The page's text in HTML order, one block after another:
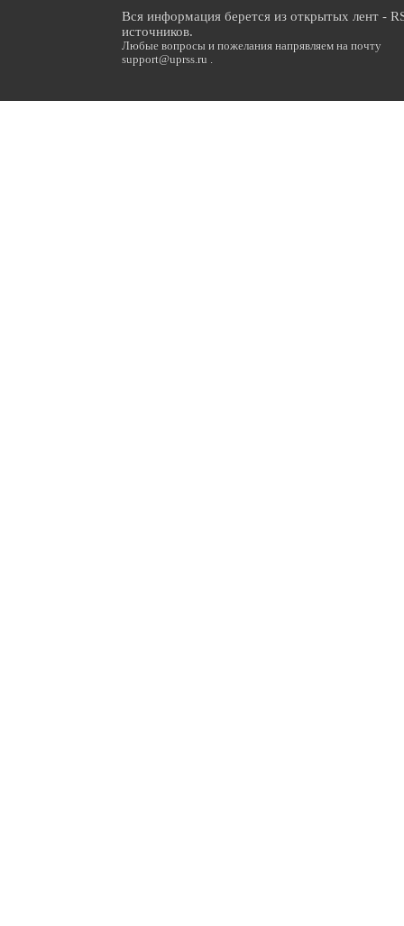
Вся информация берется из открытых лент -
источников.
Любые вопросы и пожелания напрявляем на почту
support@uprss.ru .